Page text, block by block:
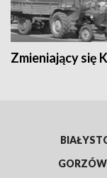
Zmieniający się